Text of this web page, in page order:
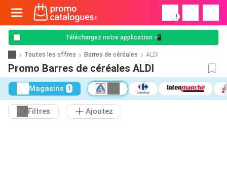
!
Téléchargez notre application 📲
Toutes les offres Barres de céréales ALDI
Promo Barres de céréales ALDI
Magasins 1
Filtres Ajoutez